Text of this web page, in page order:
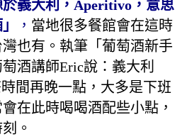
義大利，Aperitivo，意思
， 當地很多餐館會在這時
也有。執筆「葡萄酒新手
酒講師Eric說：義大利
間再晚一點，大多是下班
在此時喝喝酒配些小點，
。